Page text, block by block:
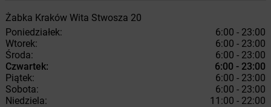
Żabka Kraków Wita Stwosza 20
Poniedziałek:
6:00 - 23:00
Wtorek:
6:00 - 23:00
Środa:
6:00 - 23:00
Czwartek:
6:00 - 23:00
Piątek:
6:00 - 23:00
Sobota:
6:00 - 23:00
Niedziela:
11:00 - 22:00